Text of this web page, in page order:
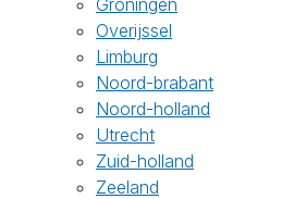
Groningen
Overijssel
Limburg
Noord-brabant
Noord-holland
Utrecht
Zuid-holland
Zeeland